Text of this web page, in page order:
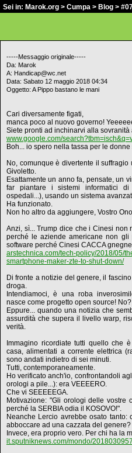
Sei in: Marok.org > Cumpa > Blog >
-----Messaggio originale-----
Da: Marok
A: Handicap@wc.net
Data: Sabato 12 maggio 2018 04:34
Oggetto: A Pippo bastano le mani
Cari diversamente figati,
manca poco al nuovo governo!
Siete pronti ad inchinarvi alla
www.google.com/
Boh... io spero nella tassa per le
No, comunque è divertente il
Givoletto.
Esattamente un anno fa, pensate, un
far piantare i sistemi informatici di
ospedali...), usando un sistema
Ha funzionato.
Non ho altro da aggiungere, Vostro
Anzi, sì... Trump dice che i Cinesi
perché le aziende americane non gli
software perché Cinesi CACCA
arstechnica.com/tech-policy/2018/05/
smartphone-maker-zte-to-shut-down/
Di fronte a notizie del genere, il
droga.
Intendiamoci, è una roba
nasce come progetto open source! No?
Eppure... quando una notizia che
assurdità che supera il livello warp,
verità.
Immagino ricordiate tutti quello che
casa, alimentati a corrente elettrica
sono andati indietro di sei minuti.
Tutti, contemporaneamente.
Ho verificato anch'io, confrontandoli
orologi a pile...): era VEEEERO.
Che vi SEEEEEGA.
Motivazione: "Gli orologi delle
perché la SERBIA odia il KOSOVO!".
Neanche Lercio avrebbe osato
abboccare ad una cazzata del genere?
Invece, era proprio vero. Per chi ha la
it.sputniknews.com/mondo/